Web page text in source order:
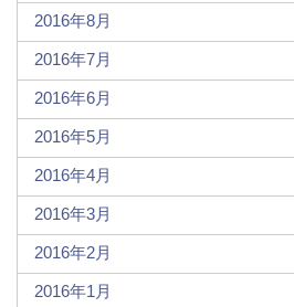
2016年8月
2016年7月
2016年6月
2016年5月
2016年4月
2016年3月
2016年2月
2016年1月